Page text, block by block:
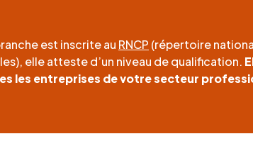
est inscrite au RNCP (répertoire
elle atteste d’un niveau de qualification.
les entreprises de votre secteur